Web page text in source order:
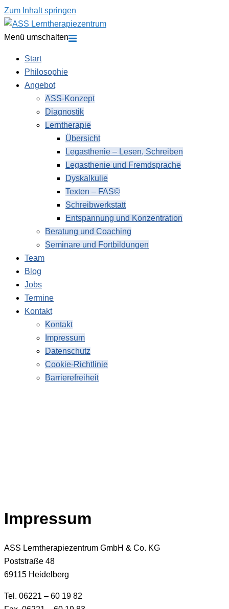
Zum Inhalt springen
Menü umschalten
Start
Philosophie
Angebot
ASS-Konzept
Diagnostik
Lerntherapie
Übersicht
Legasthenie – Lesen, Schreiben
Legasthenie und Fremdsprache
Dyskalkulie
Texten – FAS©
Schreibwerkstatt
Entspannung und Konzentration
Beratung und Coaching
Seminare und Fortbildungen
Team
Blog
Jobs
Termine
Kontakt
Kontakt
Impressum
Datenschutz
Cookie-Richtlinie
Barrierefreiheit
Impressum
ASS Lerntherapiezentrum GmbH & Co. KG
Poststraße 48
69115 Heidelberg
Tel. 06221 – 60 19 82